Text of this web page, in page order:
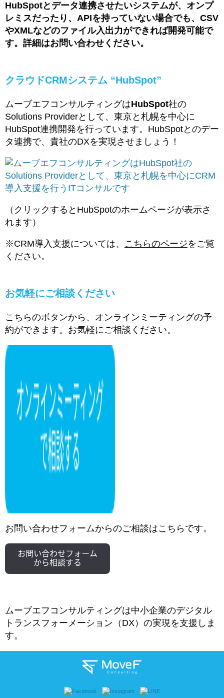
HubSpotとデータ連携させたいシステムが、オンプ
レミスだったり、APIを持っていない場合でも、CSV
やXMLなどのファイル入出力ができれば開発可能で
す。詳細はお問い合わせください。
クラウドCRMシステム “HubSpot”
ムーブエフコンサルティングはHubSpot社の
Solutions Providerとして、東京と札幌を中心に
HubSpot連携開発を行っています。HubSpotとのデー
タ連携で、貴社のDXを実現させましょう！
（クリックするとHubSpotのホームページが表示さ
れます）
※CRM導入支援については、 こちらのページをご覧
ください。
お気軽にご相談ください
こちらのボタンから、オンラインミーティングの予
約ができます。お気軽にご相談ください。
お問い合わせフォームからのご相談はこちらです。
ムーブエフコンサルティングは中小企業のデジタル
トランスフォーメーション（ DX）の実現を支援しま
す。